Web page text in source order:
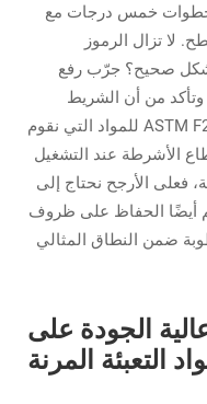
خطوات خمس درجات مع
لا تزال الرموز
ولا تُسجّل بشكل صحيح؟ جرّب رفع
وتأكد من أن الشريط
يتوافق بالفعل مع اختبارات التآكل ASTM F2389 للمواد التي نقوم
الأشرطة عند التشغيل
فعلى الأرجح نحتاج إلى
من المهم أيضًا الحفاظ على ظروف
ضمن النطاق المثالي
الجودة على
التعبئة المرنة